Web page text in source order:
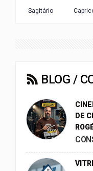
BLOG /
DE